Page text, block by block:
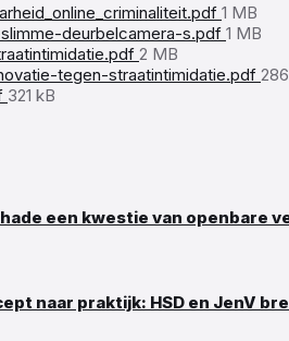
File
size:
1 MB
deurbelcamera-s.pdf File
1 MB
File
size:
2 MB
tegen-straatintimidatie.pdf File
File
321 kB
een kwestie van openbare
naar praktijk: HSD en JenV